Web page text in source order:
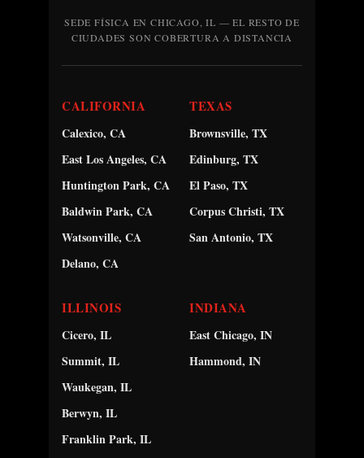
SEDE FÍSICA EN CHICAGO, IL — EL RESTO DE
CIUDADES SON COBERTURA A DISTANCIA
CALIFORNIA
Calexico, CA
East Los Angeles, CA
Huntington Park, CA
Baldwin Park, CA
Watsonville, CA
Delano, CA
TEXAS
Brownsville, TX
Edinburg, TX
El Paso, TX
Corpus Christi, TX
San Antonio, TX
ILLINOIS
Cicero, IL
Summit, IL
Waukegan, IL
Berwyn, IL
Franklin Park, IL
INDIANA
East Chicago, IN
Hammond, IN